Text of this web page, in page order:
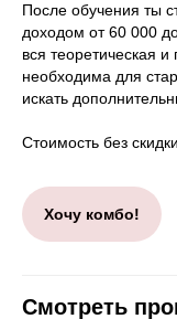
После обучения ты
доходом от 60 000
вся теоретическая
необходима для
искать
Стоимость без
Хочу комбо!
Смотреть